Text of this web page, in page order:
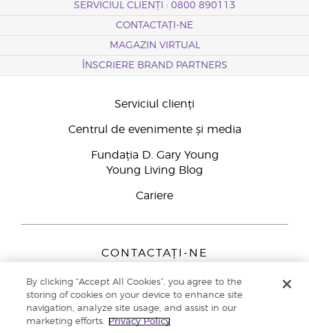
SERVICIUL CLIENȚI : 0800 890113
CONTACTAȚI-NE
MAGAZIN VIRTUAL
ÎNSCRIERE BRAND PARTNERS
Serviciul clienți
Centrul de evenimente și media
Fundația D. Gary Young
Young Living Blog
Cariere
CONTACTAȚI-NE
Peizerweg 97
9727 AJ Groningen
Netherlands
By clicking “Accept All Cookies”, you agree to the
storing of cookies on your device to enhance site
navigation, analyze site usage, and assist in our
marketing efforts.
Privacy Policy